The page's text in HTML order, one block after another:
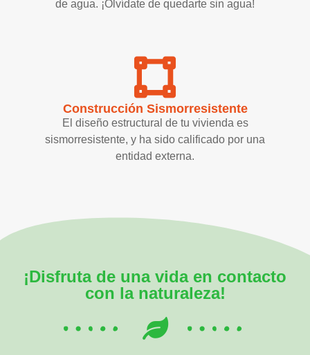
de agua. ¡Olvídate de quedarte sin agua!
Construcción Sismorresistente
El diseño estructural de tu vivienda es
sismorresistente, y ha sido calificado por una
entidad externa.
¡Disfruta de una vida en contacto
con la naturaleza!